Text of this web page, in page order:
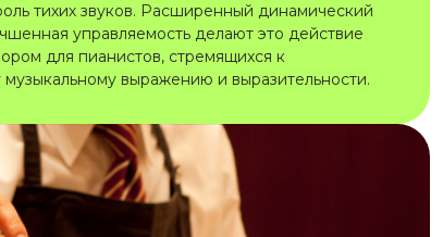
тихих звуков. Расширенный динамический
управляемость делают это действие
для пианистов, стремящихся к
выражению и выразительности.